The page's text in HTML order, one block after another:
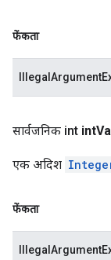
फेंकता
सार्वजनिक int int
एक अदिश
फेंकता